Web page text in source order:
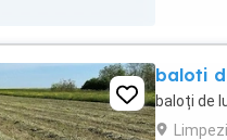
baloti
baloți de